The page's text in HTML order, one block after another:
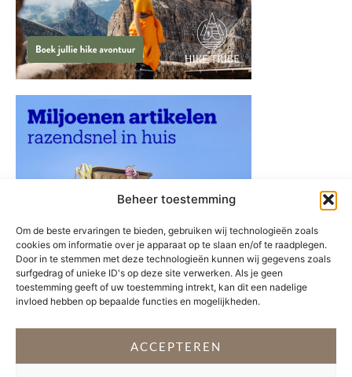
Beheer toestemming
Om de beste ervaringen te bieden, gebruiken wij technologieën zoals
cookies om informatie over je apparaat op te slaan en/of te raadplegen.
Door in te stemmen met deze technologieën kunnen wij gegevens zoals
surfgedrag of unieke ID's op deze site verwerken. Als je geen
toestemming geeft of uw toestemming intrekt, kan dit een nadelige
invloed hebben op bepaalde functies en mogelijkheden.
ACCEPTEREN